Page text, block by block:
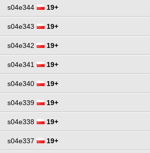
s04e344 19+
s04e343 19+
s04e342 19+
s04e341 19+
s04e340 19+
s04e339 19+
s04e338 19+
s04e337 19+